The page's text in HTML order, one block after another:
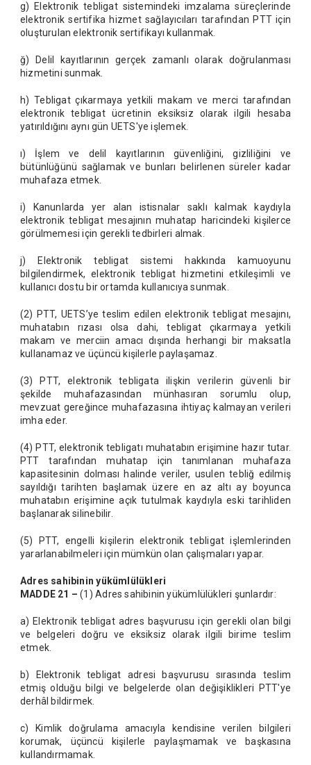
g) Elektronik tebligat sistemindeki imzalama süreçlerinde
elektronik sertifika hizmet sağlayıcıları tarafından PTT için
oluşturulan elektronik sertifikayı kullanmak.
ğ) Delil kayıtlarının gerçek zamanlı olarak doğrulanması
hizmetini sunmak.
h) Tebligat çıkarmaya yetkili makam ve merci tarafından
elektronik tebligat ücretinin eksiksiz olarak ilgili hesaba
yatırıldığını aynı gün UETS'ye işlemek.
ı) İşlem ve delil kayıtlarının güvenliğini, gizliliğini ve
bütünlüğünü sağlamak ve bunları belirlenen süreler kadar
muhafaza etmek.
i) Kanunlarda yer alan istisnalar saklı kalmak kaydıyla
elektronik tebligat mesajının muhatap haricindeki kişilerce
görülmemesi için gerekli tedbirleri almak.
j) Elektronik tebligat sistemi hakkında kamuoyunu
bilgilendirmek, elektronik tebligat hizmetini etkileşimli ve
kullanıcı dostu bir ortamda kullanıcıya sunmak.
(2) PTT, UETS’ye teslim edilen elektronik tebligat mesajını,
muhatabın rızası olsa dahi, tebligat çıkarmaya yetkili
makam ve merciin amacı dışında herhangi bir maksatla
kullanamaz ve üçüncü kişilerle paylaşamaz.
(3) PTT, elektronik tebligata ilişkin verilerin güvenli bir
şekilde muhafazasından münhasıran sorumlu olup,
mevzuat gereğince muhafazasına ihtiyaç kalmayan verileri
imha eder.
(4) PTT, elektronik tebligatı muhatabın erişimine hazır tutar.
PTT tarafından muhatap için tanımlanan muhafaza
kapasitesinin dolması halinde veriler, usulen tebliğ edilmiş
sayıldığı tarihten başlamak üzere en az altı ay boyunca
muhatabın erişimine açık tutulmak kaydıyla eski tarihliden
başlanarak silinebilir.
(5) PTT, engelli kişilerin elektronik tebligat işlemlerinden
yararlanabilmeleri için mümkün olan çalışmaları yapar.
Adres sahibinin yükümlülükleri
MADDE 21 –(1) Adres sahibinin yükümlülükleri şunlardır:
a) Elektronik tebligat adres başvurusu için gerekli olan bilgi
ve belgeleri doğru ve eksiksiz olarak ilgili birime teslim
etmek.
b) Elektronik tebligat adresi başvurusu sırasında teslim
etmiş olduğu bilgi ve belgelerde olan değişiklikleri PTT'ye
derhâl bildirmek.
c) Kimlik doğrulama amacıyla kendisine verilen bilgileri
korumak, üçüncü kişilerle paylaşmamak ve başkasına
kullandırmamak.